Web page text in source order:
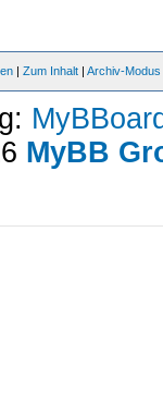
|Zum Inhalt |Archiv-Modus
MyBB